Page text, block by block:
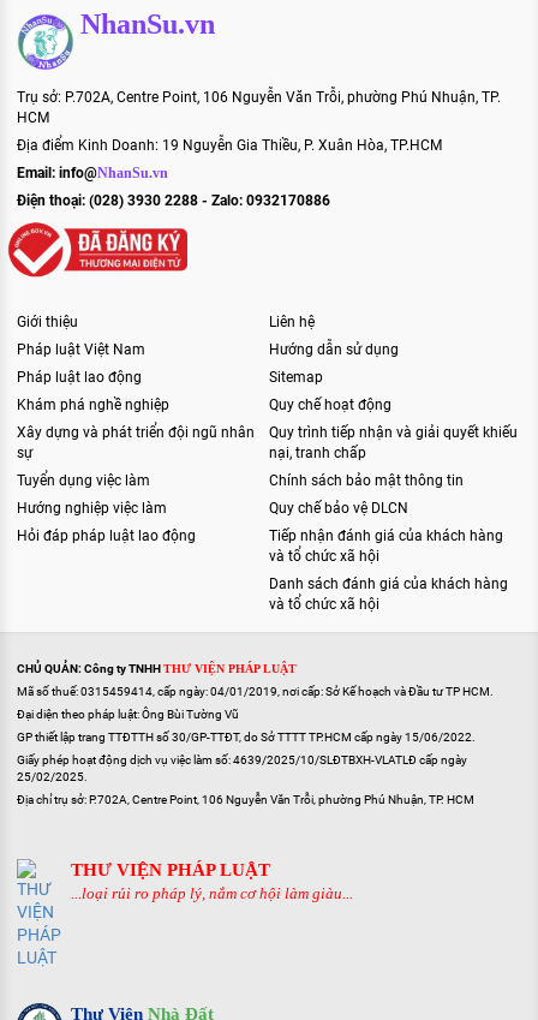
NhanSu.vn
Trụ sở: P.702A, Centre Point, 106 Nguyễn Văn Trỗi, phường Phú Nhuận, TP.
HCM
Địa điểm Kinh Doanh: 19 Nguyễn Gia Thiều, P. Xuân Hòa, TP.HCM
Email: info@NhanSu.vn
Điện thoại: (028) 3930 2288 - Zalo: 0932170886
Giới thiệu
Pháp luật Việt Nam
Pháp luật lao động
Khám phá nghề nghiệp
Xây dựng và phát triển đội ngũ nhân
sự
Tuyển dụng việc làm
Hướng nghiệp việc làm
Hỏi đáp pháp luật lao động
Liên hệ
Hướng dẫn sử dụng
Sitemap
Quy chế hoạt động
Quy trình tiếp nhận và giải quyết khiếu
nại, tranh chấp
Chính sách bảo mật thông tin
Quy chế bảo vệ DLCN
Tiếp nhận đánh giá của khách hàng
và tổ chức xã hội
Danh sách đánh giá của khách hàng
và tổ chức xã hội
CHỦ QUẢN: Công ty TNHHTHƯ VIỆN PHÁP LUẬT
Mã số thuế: 0315459414, cấp ngày: 04/01/2019, nơi cấp: Sở Kế hoạch và Đầu tư TP HCM.
Đại diện theo pháp luật: Ông Bùi Tường Vũ
GP thiết lập trang TTĐTTH số 30/GP-TTĐT, do Sở TTTT TP.HCM cấp ngày 15/06/2022.
Giấy phép hoạt động dịch vụ việc làm số: 4639/2025/10/SLĐTBXH-VLATLĐ cấp ngày
25/02/2025.
Địa chỉ trụ sở: P.702A, Centre Point, 106 Nguyễn Văn Trỗi, phường Phú Nhuận, TP. HCM
THƯ VIỆN PHÁP LUẬT
...loại rủi ro pháp lý, nắm cơ hội làm giàu...
Thư Viện Nhà Đất